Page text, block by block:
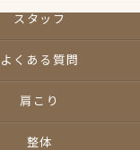
スタッフ
よくある質問
肩こり
整体